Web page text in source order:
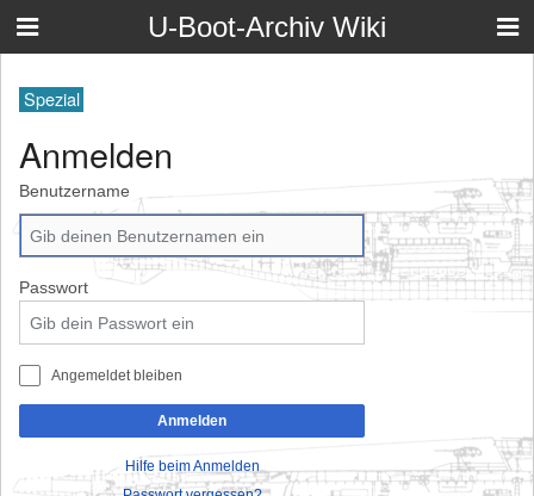
U-Boot-Archiv Wiki
Spezial
Anmelden
Benutzername
Passwort
Angemeldet bleiben
Anmelden
Hilfe beim Anmelden